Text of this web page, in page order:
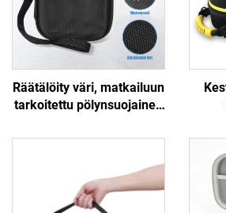
Räätälöity väri, matkailuun
tarkoitettu pölynsuojainen
kuljetuslaatikko
vetoketjulla varustetut
kovat EVA-
kosmetiikkapussit ja -